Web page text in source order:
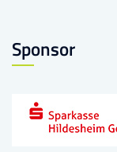
Sponsor